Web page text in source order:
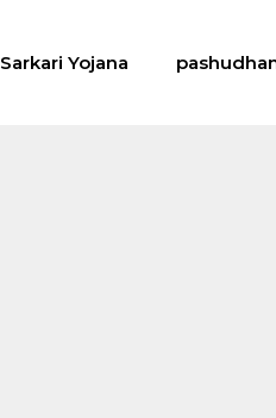
Sarkari Yojana